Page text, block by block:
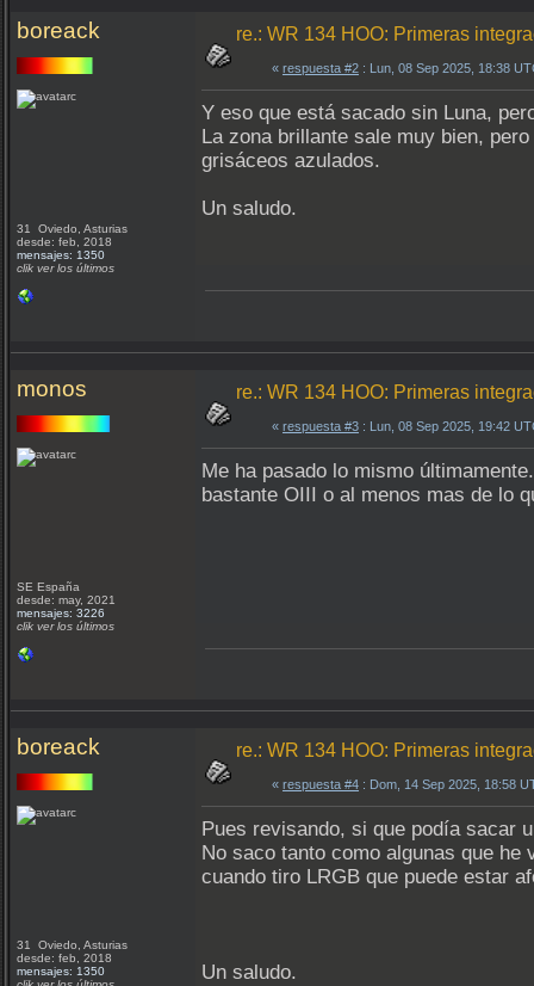
boreack
31 Oviedo, Asturias
desde: feb, 2018
mensajes: 1350
clik ver los últimos
re.: WR 134 HOO: Primeras
« respuesta #2 : Lun, 08 Sep 2025, 18:38
Y eso que está sacado sin Luna,
La zona brillante sale muy bien,
grisáceos azulados.
Un saludo.
monos
SE España
desde: may, 2021
mensajes: 3226
clik ver los últimos
re.: WR 134 HOO: Primeras
« respuesta #3 : Lun, 08 Sep 2025, 19:42
Me ha pasado lo mismo
bastante OIII o al menos mas de lo
boreack
31 Oviedo, Asturias
desde: feb, 2018
mensajes: 1350
re.: WR 134 HOO: Primeras
« respuesta #4 : Dom, 14 Sep 2025, 18:58
Pues revisando, si que podía sacar
No saco tanto como algunas que
cuando tiro LRGB que puede estar
Un saludo.